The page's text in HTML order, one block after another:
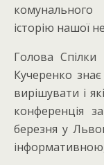
історію нашої
Голова Спілки
Кучеренко
вирішувати і
конференція
березня у